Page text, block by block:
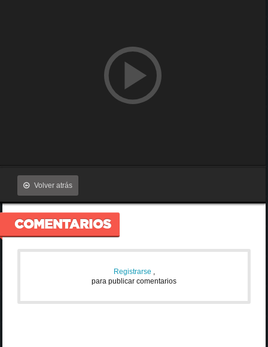
Volver atrás
COMENTARIOS
Registrarse ,
para publicar comentarios